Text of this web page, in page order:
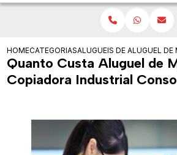
HOMECATEGORIASALUGUEIS DE COPIADORAS
ALUGUEL DE
Quanto Custa Aluguel de
Copiadora Industrial